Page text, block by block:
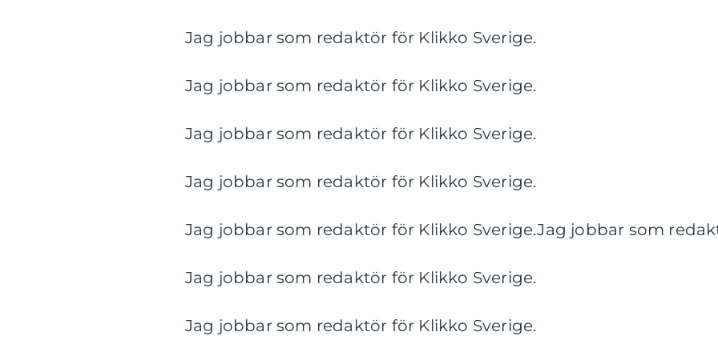
Jag jobbar som redaktör för Klikko Sverige.
Jag jobbar som redaktör för Klikko Sverige.
Jag jobbar som redaktör för Klikko Sverige.
Jag jobbar som redaktör för Klikko Sverige.
Jag jobbar som redaktör för Klikko Sverige.Jag jobbar som
Jag jobbar som redaktör för Klikko Sverige.
Jag jobbar som redaktör för Klikko Sverige.